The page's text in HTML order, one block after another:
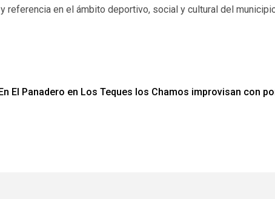
en el ámbito deportivo, social y cultural del
En El Panadero en Los Teques los Chamos improvisan con